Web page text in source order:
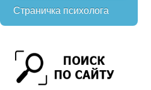
Страничка психолога